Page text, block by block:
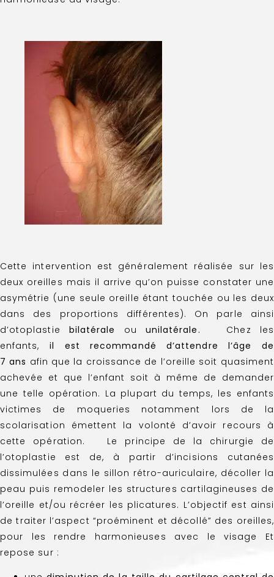
Cette intervention est généralement réalisée sur les
deux oreilles mais il arrive qu’on puisse constater une
asymétrie (une seule oreille étant touchée ou les deux
dans des proportions différentes). On parle ainsi
d’otoplastie bilatérale ou unilatérale. Chez les
enfants, il est recommandé d’attendre l’âge de
7 ans afin que la croissance de l’oreille soit quasiment
achevée et que l’enfant soit à même de demander
une telle opération. La plupart du temps, les enfants
victimes de moqueries notamment lors de la
scolarisation émettent la volonté d’avoir recours à
cette opération. Le principe de la chirurgie de
l’otoplastie est de, à partir d’incisions cutanées
dissimulées dans le sillon rétro-auriculaire, décoller la
peau puis remodeler les structures cartilagineuses de
l’oreille et/ou récréer les plicatures. L’objectif est ainsi
de traiter l’aspect “proéminent et décollé” des oreilles,
pour les rendre harmonieuses avec le visage Et
repose sur :